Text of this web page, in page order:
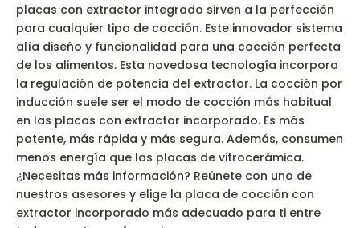
placas con extractor integrado sirven a la perfección
para cualquier tipo de cocción. Este innovador sistema
alía diseño y funcionalidad para una cocción perfecta
de los alimentos. Esta novedosa tecnología incorpora
la regulación de potencia del extractor. La cocción por
inducción suele ser el modo de cocción más habitual
en las placas con extractor incorporado. Es más
potente, más rápida y más segura. Además, consumen
menos energía que las placas de vitrocerámica.
¿Necesitas más información? Reúnete con uno de
nuestros asesores y elige la placa de cocción con
extractor incorporado más adecuado para ti entre